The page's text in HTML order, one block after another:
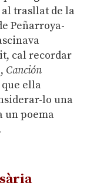
trasllat de la
Peñarroya-
cal recordar
Canción
ella
lo una
un poema